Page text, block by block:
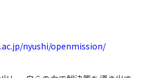
nyushi/openmission/